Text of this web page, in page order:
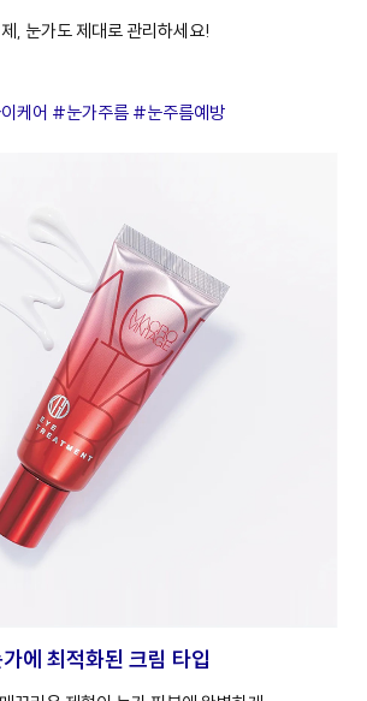
, 눈가도 제대로 관리하세요!
케어 #눈가주름 #눈주름예방
에 최적화된 크림 타입